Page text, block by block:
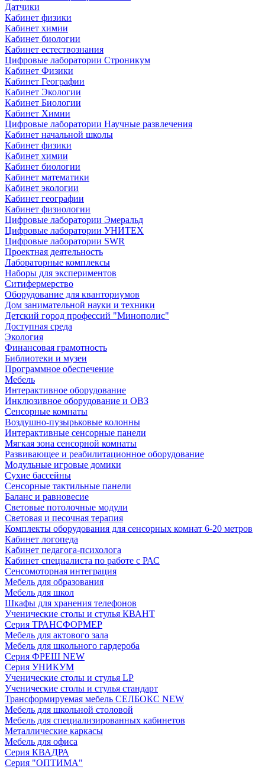
Датчики
Кабинет физики
Кабинет химии
Кабинет биологии
Кабинет естествознания
Цифровые лаборатории Строникум
Кабинет Физики
Кабинет Географии
Кабинет Экологии
Кабинет Биологии
Кабинет Химии
Цифровые лаборатории Научные развлечения
Кабинет начальной школы
Кабинет физики
Кабинет химии
Кабинет биологии
Кабинет математики
Кабинет экологии
Кабинет географии
Кабинет физиологии
Цифровые лаборатории Эмеральд
Цифровые лаборатории УНИТЕХ
Цифровые лаборатории SWR
Проектная деятельность
Лабораторные комплексы
Наборы для экспериментов
Ситифермерство
Оборудование для кванториумов
Дом занимательной науки и техники
Детский город профессий "Минополис"
Доступная среда
Экология
Финансовая грамотность
Библиотеки и музеи
Программное обеспечение
Мебель
Интерактивное оборудование
Инклюзивное оборудование и ОВЗ
Cенсорные комнаты
Воздушно-пузырьковые колонны
Интерактивные сенсорные панели
Мягкая зона сенсорной комнаты
Развивающее и реабилитационное оборудование
Модульные игровые домики
Сухие бассейны
Сенсорные тактильные панели
Баланс и равновесие
Световые потолочные модули
Световая и песочная терапия
Комплекты оборудования для сенсорных комнат 6-20 метров
Кабинет логопеда
Кабинет педагога-психолога
Кабинет специалиста по работе с РАС
Сенсомоторная интеграция
Мебель для образования
Мебель для школ
Шкафы для хранения телефонов
Ученические столы и стулья КВАНТ
Серия ТРАНСФОРМЕР
Мебель для актового зала
Мебель для школьного гардероба
Серия ФРЕШ NEW
Серия УНИКУМ
Ученические столы и стулья LP
Ученические столы и стулья стандарт
Трансформируемая мебель СЕЛБОКС NEW
Мебель для школьной столовой
Мебель для специализированных кабинетов
Металлические каркасы
Мебель для офиса
Серия КВАДРА
Серия "ОПТИМА"